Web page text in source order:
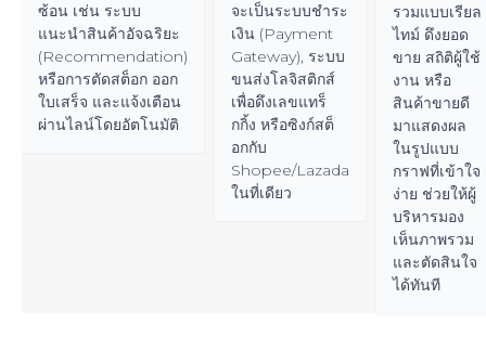
ซ้อน เช่น ระบบ
แนะนำสินค้าอัจฉริยะ
(Recommendation)
หรือการตัดสต็อก ออก
ใบเสร็จ และแจ้งเตือน
ผ่านไลน์โดยอัตโนมัติ
จะเป็นระบบชำระ
เงิน (Payment
Gateway), ระบบ
ขนส่งโลจิสติกส์
เพื่อดึงเลขแทร็
กกิ้ง หรือซิงก์สต็
อกกับ
Shopee/Lazada
ในที่เดียว
รวมแบบเรียล
ไทม์ ดึงยอด
ขาย สถิติผู้ใช้
งาน หรือ
สินค้าขายดี
มาแสดงผล
ในรูปแบบ
กราฟที่เข้าใจ
ง่าย ช่วยให้ผู้
บริหารมอง
เห็นภาพรวม
และตัดสินใจ
ได้ทันที